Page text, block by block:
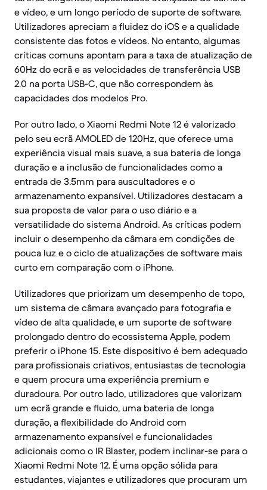
e vídeo, e um longo período de suporte de software.
Utilizadores apreciam a fluidez do iOS e a qualidade
consistente das fotos e vídeos. No entanto, algumas
críticas comuns apontam para a taxa de atualização de
60Hz do ecrã e as velocidades de transferência USB
2.0 na porta USB-C, que não correspondem às
capacidades dos modelos Pro.
Por outro lado, o Xiaomi Redmi Note 12 é valorizado
pelo seu ecrã AMOLED de 120Hz, que oferece uma
experiência visual mais suave, a sua bateria de longa
duração e a inclusão de funcionalidades como a
entrada de 3.5mm para auscultadores e o
armazenamento expansível. Utilizadores destacam a
sua proposta de valor para o uso diário e a
versatilidade do sistema Android. As críticas podem
incluir o desempenho da câmara em condições de
pouca luz e o ciclo de atualizações de software mais
curto em comparação com o iPhone.
Utilizadores que priorizam um desempenho de topo,
um sistema de câmara avançado para fotografia e
vídeo de alta qualidade, e um suporte de software
prolongado dentro do ecossistema Apple, podem
preferir o iPhone 15. Este dispositivo é bem adequado
para profissionais criativos, entusiastas de tecnologia
e quem procura uma experiência premium e
duradoura. Por outro lado, utilizadores que valorizam
um ecrã grande e fluido, uma bateria de longa
duração, a flexibilidade do Android com
armazenamento expansível e funcionalidades
adicionais como o IR Blaster, podem inclinar-se para o
Xiaomi Redmi Note 12. É uma opção sólida para
estudantes, viajantes e utilizadores que procuram um